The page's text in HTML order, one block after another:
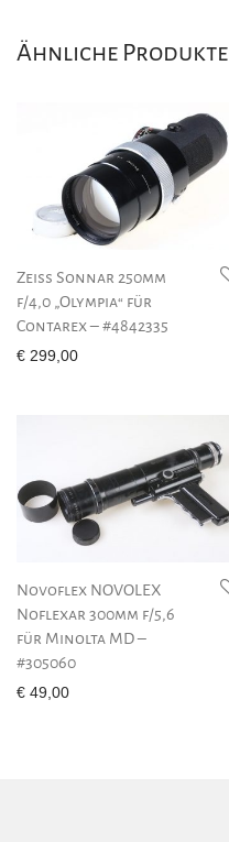
Ähnliche Produkte
Zeiss Sonnar 250mm
f/4,0 „Olympia“ für
Contarex – #4842335
€ 299,00
Novoflex NOVOLEX
Noflexar 300mm f/5,6
für Minolta MD –
#305060
€ 49,00